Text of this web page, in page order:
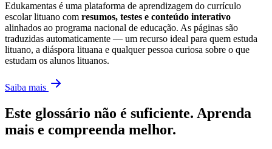
Edukamentas é uma plataforma de aprendizagem do currículo
escolar lituano com resumos, testes e conteúdo interativo
alinhados ao programa nacional de educação. As páginas são
traduzidas automaticamente — um recurso ideal para quem estuda
lituano, a diáspora lituana e qualquer pessoa curiosa sobre o que
estudam os alunos lituanos.
Saiba mais
Este glossário não é suficiente. Aprenda
mais e compreenda melhor.